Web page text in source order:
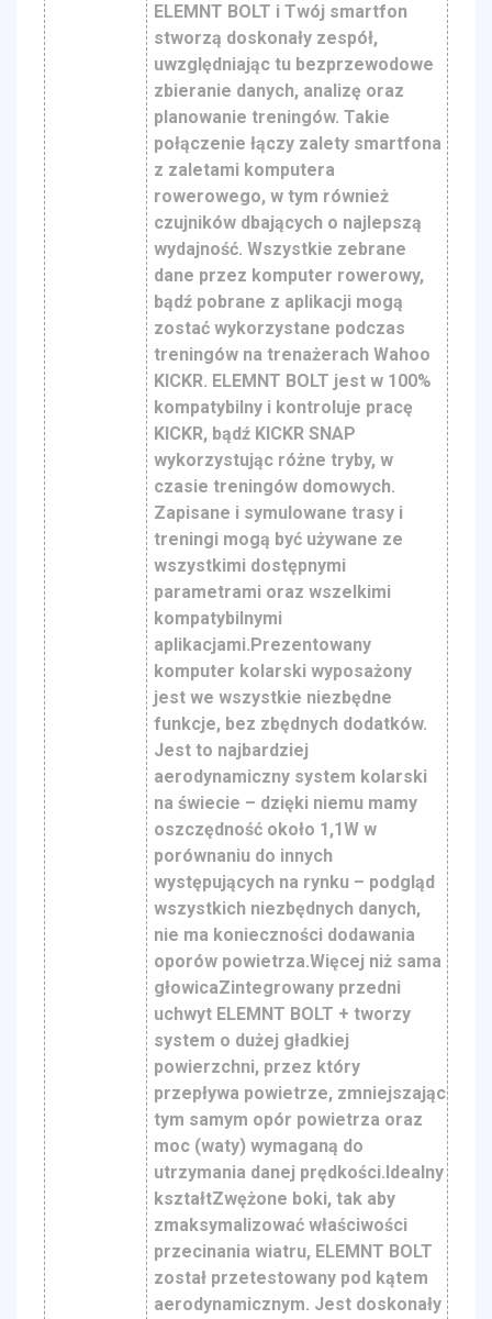
ELEMNT BOLT i Twój smartfon
stworzą doskonały zespół,
uwzględniając tu bezprzewodowe
zbieranie danych, analizę oraz
planowanie treningów. Takie
połączenie łączy zalety smartfona
z zaletami komputera
rowerowego, w tym również
czujników dbających o najlepszą
wydajność. Wszystkie zebrane
dane przez komputer rowerowy,
bądź pobrane z aplikacji mogą
zostać wykorzystane podczas
treningów na trenażerach Wahoo
KICKR. ELEMNT BOLT jest w 100%
kompatybilny i kontroluje pracę
KICKR, bądź KICKR SNAP
wykorzystując różne tryby, w
czasie treningów domowych.
Zapisane i symulowane trasy i
treningi mogą być używane ze
wszystkimi dostępnymi
parametrami oraz wszelkimi
kompatybilnymi
aplikacjami.Prezentowany
komputer kolarski wyposażony
jest we wszystkie niezbędne
funkcje, bez zbędnych dodatków.
Jest to najbardziej
aerodynamiczny system kolarski
na świecie – dzięki niemu mamy
oszczędność około 1,1W w
porównaniu do innych
występujących na rynku – podgląd
wszystkich niezbędnych danych,
nie ma konieczności dodawania
oporów powietrza.Więcej niż sama
głowicaZintegrowany przedni
uchwyt ELEMNT BOLT + tworzy
system o dużej gładkiej
powierzchni, przez który
przepływa powietrze, zmniejszając
tym samym opór powietrza oraz
moc (waty) wymaganą do
utrzymania danej prędkości.Idealny
kształtZwężone boki, tak aby
zmaksymalizować właściwości
przecinania wiatru, ELEMNT BOLT
został przetestowany pod kątem
aerodynamicznym. Jest doskonały